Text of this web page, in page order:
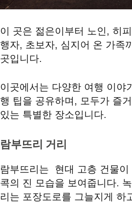
이 곳은 젊은이부터 노인, 히
행자, 초보자, 심지어 온 가족
곳입니다.
이곳에서는 다양한 여행 이야
행 팁을 공유하며, 모두가 즐
있는 특별한 장소입니다.
람부뜨리 거리
람부뜨리는 현대 고층 건물
콕의 진 모습을 보여줍니다.
리는 포장도로를 그늘지게 하